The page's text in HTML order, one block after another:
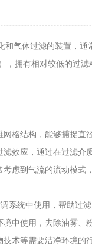
体过滤的装置，通
，拥有相对较低的过
结构，能够捕捉直
应，通过在过滤介
到气流的流动模式
统中使用，帮助过滤
使用，去除油雾、
等需要洁净环境的